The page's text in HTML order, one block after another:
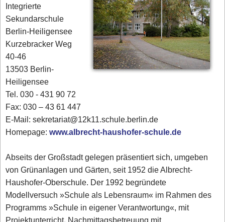
Integrierte
Sekundarschule
Berlin-Heiligensee
Kurzebracker Weg
40-46
13503 Berlin-
Heiligensee
Tel. 030 - 431 90 72‎
Fax: 030 – 43 61 447
E-Mail: sekretariat@12k11.schule.berlin.de
Homepage:www.albrecht-haushofer-schule.de
Abseits der Großstadt gelegen präsentiert sich, umgeben
von Grünanlagen und Gärten, seit 1952 die Albrecht-
Haushofer-Oberschule. Der 1992 begründete
Modellversuch »Schule als Lebensraum« im Rahmen des
Programms »Schule in eigener Verantwortung«, mit